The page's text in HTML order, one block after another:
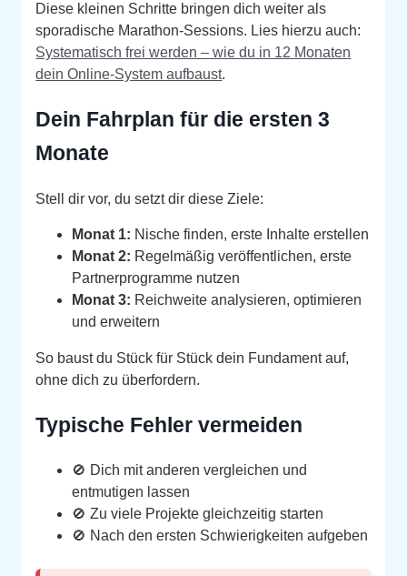
Diese kleinen Schritte bringen dich weiter als
sporadische Marathon‑Sessions. Lies hierzu auch:
Systematisch frei werden – wie du in 12 Monaten
dein Online‑System aufbaust.
Dein Fahrplan für die ersten 3
Monate
Stell dir vor, du setzt dir diese Ziele:
Monat 1: Nische finden, erste Inhalte erstellen
Monat 2: Regelmäßig veröffentlichen, erste
Partnerprogramme nutzen
Monat 3: Reichweite analysieren, optimieren
und erweitern
So baust du Stück für Stück dein Fundament auf,
ohne dich zu überfordern.
Typische Fehler vermeiden
🚫 Dich mit anderen vergleichen und
entmutigen lassen
🚫 Zu viele Projekte gleichzeitig starten
🚫 Nach den ersten Schwierigkeiten aufgeben